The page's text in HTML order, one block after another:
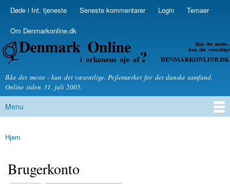
Skip to
Secondary menu
Døde i Int. tjeneste Seneste kommentarer Login Temaer
Om Denmarkonline.dk
Denmarkonline.dk - blognyheder om politik
Ikke det meste - kun det væsentlige. Pejlemærker for det danske samfund.
Online siden 31. juli 2005.
Main menu
Menu
You are here
Hjem
Brugerkonto